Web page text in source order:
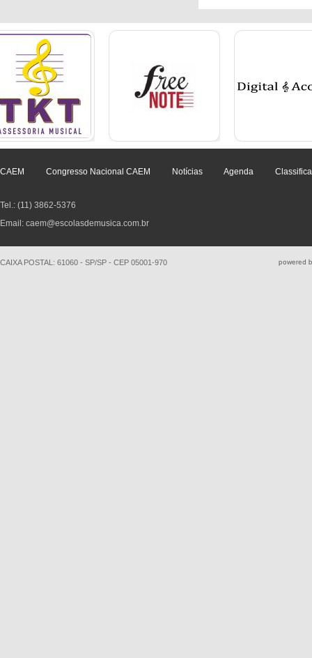
CAEM Congresso Nacional CAEM Notícias Agenda
Tel.: (11) 3862-5376
Email: caem@escolasdemusica.com.br
CAIXA POSTAL: 61060 - SP/SP - CEP 05001-970